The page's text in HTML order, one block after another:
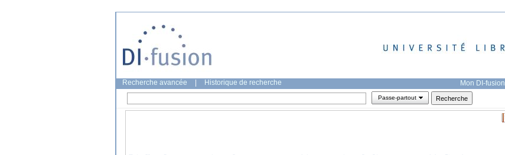
Recherche avancée Historique de recherche Mon DI-fusion
Passe-partout